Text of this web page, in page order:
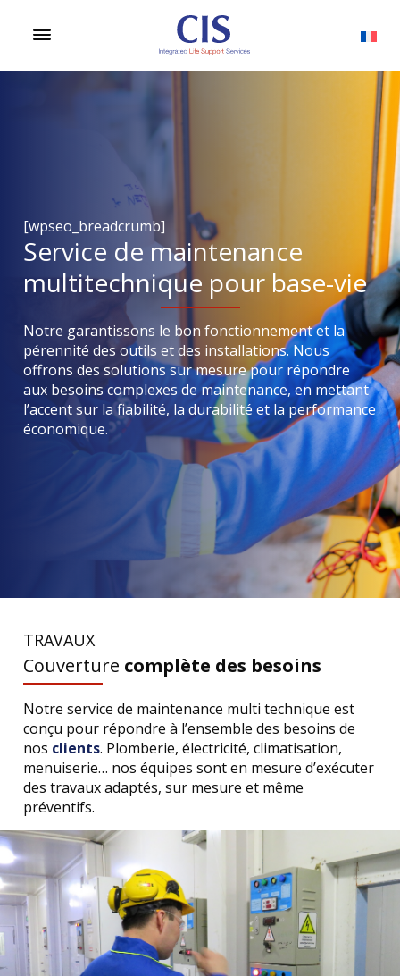
[wpseo_breadcrumb]
Service de maintenance
multitechnique pour base-vie
Notre garantissons le bon fonctionnement et la
pérennité des outils et des installations. Nous
offrons des solutions sur mesure pour répondre
aux besoins complexes de maintenance, en mettant
l’accent sur la fiabilité, la durabilité et la performance
économique.
TRAVAUX
Couverture complète des besoins
Notre service de maintenance multi technique est
conçu pour répondre à l’ensemble des besoins de
nos clients. Plomberie, électricité, climatisation,
menuiserie… nos équipes sont en mesure d’exécuter
des travaux adaptés, sur mesure et même
préventifs.